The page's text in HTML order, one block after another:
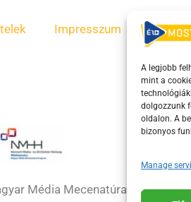
A legjobb
mint a
dolgozzunk
oldalon. A
bizonyos
Manage
Impresszum ÁSZF
Média Mecenatúra program